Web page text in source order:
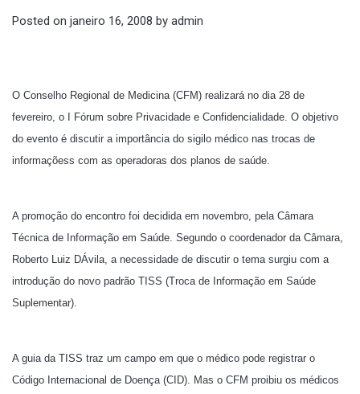
Posted on janeiro 16, 2008 by admin
O Conselho Regional de Medicina (CFM) realizará no dia 28 de
fevereiro, o I Fórum sobre Privacidade e Confidencialidade. O objetivo
do evento é discutir a importância do sigilo médico nas trocas de
informaçõess com as operadoras dos planos de saúde.
A promoção do encontro foi decidida em novembro, pela Câmara
Técnica de Informação em Saúde. Segundo o coordenador da Câmara,
Roberto Luiz DÁvila, a necessidade de discutir o tema surgiu com a
introdução do novo padrão TISS (Troca de Informação em Saúde
Suplementar).
A guia da TISS traz um campo em que o médico pode registrar o
Código Internacional de Doença (CID). Mas o CFM proibiu os médicos